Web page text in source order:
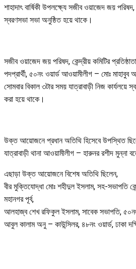
শাহাদাৎ বার্ষিকী উপলক্ষ্যে সজীব ওয়াজেদ জয় পরিষদ,
স্বরণসভা সভা অনুষ্ঠিত হয়ে থাকে।
সজীব ওয়াজেদ জয় পরিষদ, কেন্দ্রীয় কমিটির
পদপ্রার্থী, ৫০নং ওয়ার্ড আওয়ামীলীগ – মোঃ
সোমবার বিকাল ৩টার সময় যাত্রাবাড়ী নিজ
করা হয়ে থাকে।
উক্ত আয়োজনে প্রধান অতিথি হিসেবে উপস্থিত
যাত্রাবাড়ী থানা আওয়ামীলীগ – হারুনর রশীদ মুন্না
এছাড়া উক্ত আয়োজনে বিশেষ অতিথি ছিলেন,
বীর মুক্তিযোদ্ধা মোঃ শহীদুল ইসলাম, সহ-সভাপতি
মহানগর পূর্ব,
আলহাজ্ব শেখ রফিকুল ইসলাম, সাবেক সভাপতি,
আবুল কালাম অনু – কাউন্সিলর, ৪৮নং ওয়ার্ড, ঢাকা